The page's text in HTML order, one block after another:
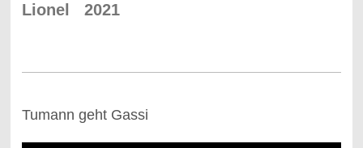
Lionel 2021
Tumann geht Gassi